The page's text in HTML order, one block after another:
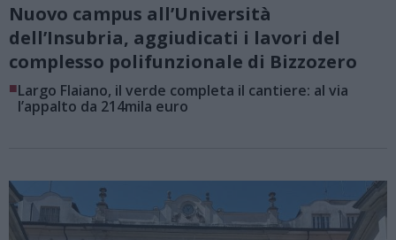
Nuovo campus all’Università
dell’Insubria, aggiudicati i lavori del
complesso polifunzionale di Bizzozero
■Largo Flaiano, il verde completa il cantiere: al via
l’appalto da 214mila euro